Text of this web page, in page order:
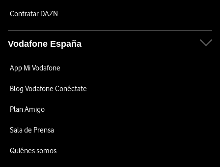
Contratar DAZN
Vodafone España
App Mi Vodafone
Blog Vodafone Conéctate
Plan Amigo
Sala de Prensa
Quiénes somos